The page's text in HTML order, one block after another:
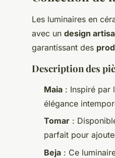
Les luminaires en
avec un design
garantissant des
Description des
Maia : Inspiré par
élégance
Tomar :
parfait pour
Beja : Ce